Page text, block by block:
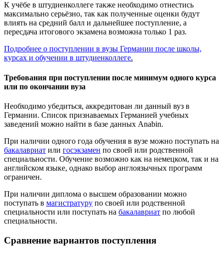
К учёбе в штудиенколлеге также необходимо отнестись
максимально серьёзно, так как полученные оценки будут
влиять на средний балл и дальнейшее поступление, а
пересдача итогового экзамена возможна только 1 раз.
Подробнее о поступлении в вузы Германии после школы,
курсах и обучении в штудиенколлеге.
Требования при поступлении после минимум одного курса
или по окончании вуза
Необходимо убедиться, аккредитован ли данный вуз в
Германии. Список признаваемых Германией учебных
заведений можно найти в базе данных Anabin.
При наличии одного года обучения в вузе можно поступать на
бакалавриат или госэкзамен по своей или родственной
специальности. Обучение возможно как на немецком, так и на
английском языке, однако выбор англоязычных программ
ограничен.
При наличии диплома о высшем образовании можно
поступать в магистратуру по своей или родственной
специальности или поступать на бакалавриат по любой
специальности.
Сравнение вариантов поступления